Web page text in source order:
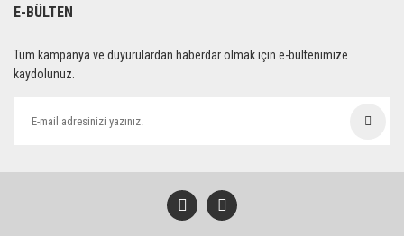
E-BÜLTEN
Tüm kampanya ve duyurulardan haberdar olmak için e-bültenimize
kaydolunuz.